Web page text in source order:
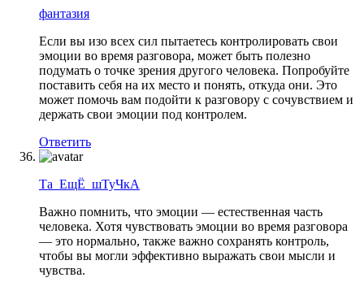
фантазия
Если вы изо всех сил пытаетесь контролировать свои
эмоции во время разговора, может быть полезно
подумать о точке зрения другого человека. Попробуйте
поставить себя на их место и понять, откуда они. Это
может помочь вам подойти к разговору с сочувствием и
держать свои эмоции под контролем.
Ответить
Та_ЕщЁ_шТуЧкА
Важно помнить, что эмоции — естественная часть
человека. Хотя чувствовать эмоции во время разговора
— это нормально, также важно сохранять контроль,
чтобы вы могли эффективно выражать свои мысли и
чувства.